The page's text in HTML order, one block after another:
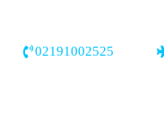
02191002525